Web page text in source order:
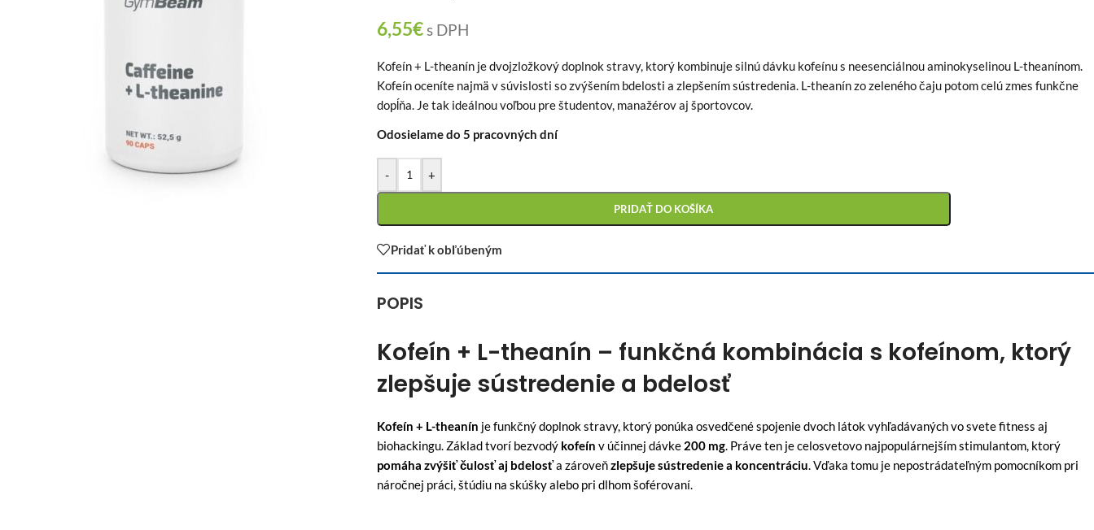
6,55€s DPH
Kofeín + L-theanín je dvojzložkový doplnok stravy, ktorý kombinuje silnú dávku kofeínu s neesenciálnou aminokyselinou L-theanínom.
Kofeín oceníte najmä v súvislosti so zvýšením bdelosti a zlepšením sústredenia. L-theanín zo zeleného čaju potom celú zmes funkčne
dopĺňa. Je tak ideálnou voľbou pre študentov, manažérov aj športovcov.
Odosielame do 5 pracovných dní
- +
PRIDAŤ DO KOŠÍKA
Pridať k obľúbeným
POPIS
Kofeín + L-theanín – funkčná kombinácia s kofeínom, ktorý
zlepšuje sústredenie a bdelosť
Kofeín + L-theanín je funkčný doplnok stravy, ktorý ponúka osvedčené spojenie dvoch látok vyhľadávaných vo svete fitness aj
biohackingu. Základ tvorí bezvodý kofeín v účinnej dávke 200 mg. Práve ten je celosvetovo najpopulárnejším stimulantom, ktorý
pomáha zvýšiť čulosť aj bdelosťa zároveňzlepšuje sústredenie a koncentráciu. Vďaka tomu je nepostrádateľným pomocníkom pri
náročnej práci, štúdiu na skúšky alebo pri dlhom šoférovaní.